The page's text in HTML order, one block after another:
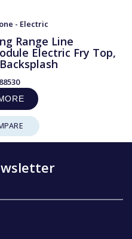
- Electric
Range Line
Electric Fry Top,